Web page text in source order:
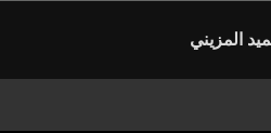
المزيني